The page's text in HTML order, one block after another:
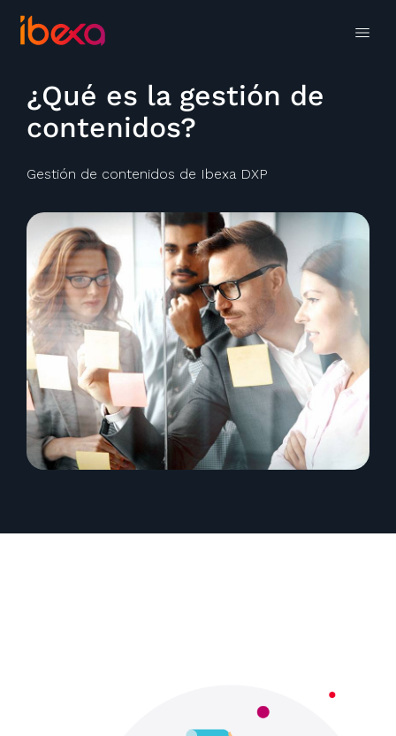
¿Qué es la gestión de
contenidos?
Gestión de contenidos de Ibexa DXP